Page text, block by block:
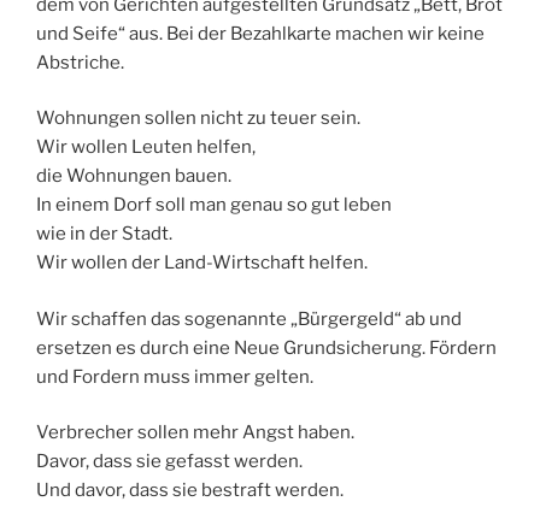
dem von Gerichten aufgestellten Grundsatz „Bett, Brot
und Seife“ aus. Bei der Bezahlkarte machen wir keine
Abstriche.
Wohnungen sollen nicht zu teuer sein.
Wir wollen Leuten helfen,
die Wohnungen bauen.
In einem Dorf soll man genau so gut leben
wie in der Stadt.
Wir wollen der Land-Wirtschaft helfen.
Wir schaffen das sogenannte „Bürgergeld“ ab und
ersetzen es durch eine Neue Grundsicherung. Fördern
und Fordern muss immer gelten.
Verbrecher sollen mehr Angst haben.
Davor, dass sie gefasst werden.
Und davor, dass sie bestraft werden.